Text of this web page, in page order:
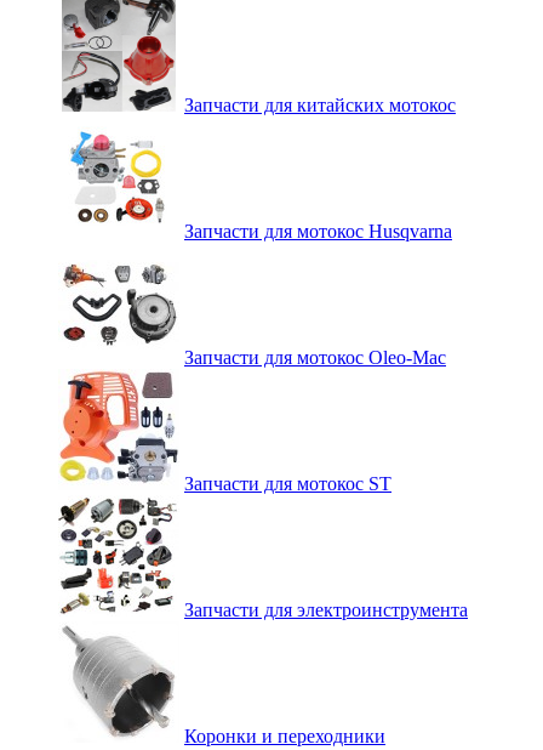
Запчасти для китайских мотокос
Запчасти для мотокос Husqvarna
Запчасти для мотокос Oleo-Mac
Запчасти для мотокос ST
Запчасти для электроинструмента
Коронки и переходники